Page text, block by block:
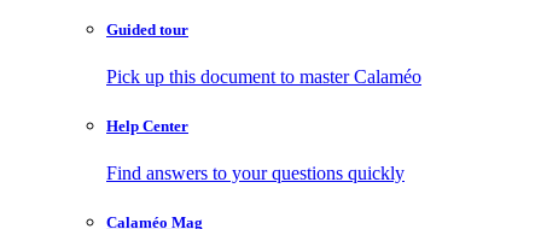
Guided tour
Pick up this document to master Calaméo
Help Center
Find answers to your questions quickly
Calaméo Mag